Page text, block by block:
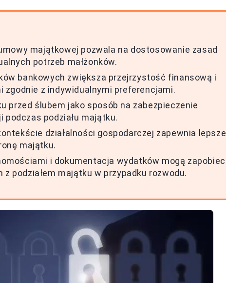
majątkowej pozwala na dostosowanie zasad
potrzeb małżonków.
bankowych zwiększa przejrzystość finansową i
zgodnie z indywidualnymi preferencjami.
przed ślubem jako sposób na zabezpieczenie
podziału majątku.
działalności gospodarczej zapewnia lepsze
majątku.
i dokumentacja wydatków mogą zapobiec
podziałem majątku w przypadku rozwodu.